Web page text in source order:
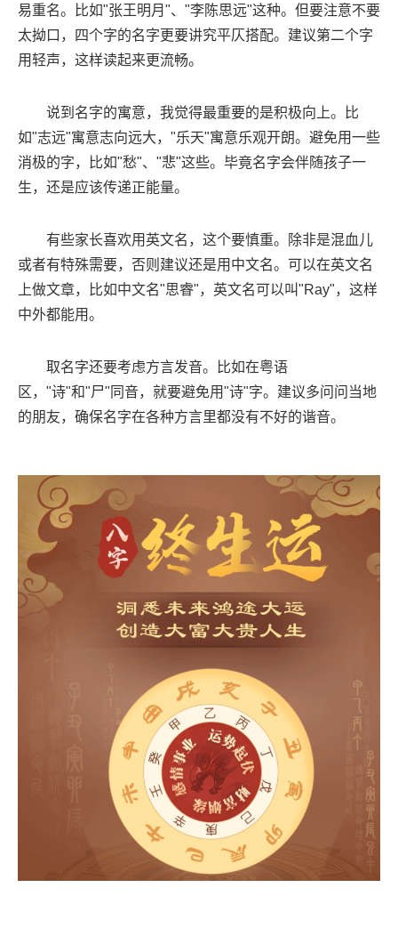
易重名。比如"张王明月"、"李陈思远"这种。但要注意不要
太拗口，四个字的名字更要讲究平仄搭配。建议第二个字
用轻声，这样读起来更流畅。
说到名字的寓意，我觉得最重要的是积极向上。比
如"志远"寓意志向远大，"乐天"寓意乐观开朗。避免用一些
消极的字，比如"愁"、"悲"这些。毕竟名字会伴随孩子一
生，还是应该传递正能量。
有些家长喜欢用英文名，这个要慎重。除非是混血儿
或者有特殊需要，否则建议还是用中文名。可以在英文名
上做文章，比如中文名"思睿"，英文名可以叫"Ray"，这样
中外都能用。
取名字还要考虑方言发音。比如在粤语
区，"诗"和"尸"同音，就要避免用"诗"字。建议多问问当地
的朋友，确保名字在各种方言里都没有不好的谐音。